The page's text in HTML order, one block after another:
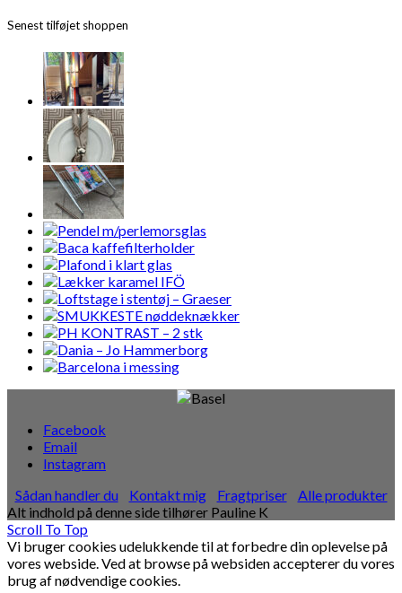
Senest tilføjet shoppen
Facebook
Email
Instagram
Sådan handler du
Kontakt mig Fragtpriser
Alle produkter
Alt indhold på denne side tilhører Pauline K
Scroll To Top
Vi bruger cookies udelukkende til at forbedre din oplevelse på
vores webside. Ved at browse på websiden accepterer du vores
brug af nødvendige cookies.